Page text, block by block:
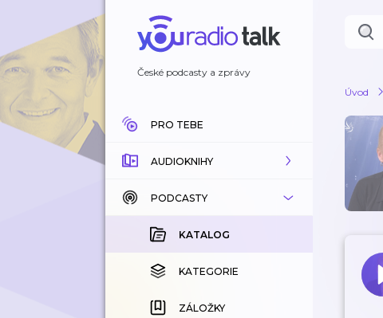
České podcasty a zprávy
PRO TEBE
AUDIOKNIHY
KATALOG
KOUPENÉ
KATEGORIE
ZÁLOŽKY
PODCASTY
KATALOG
KATEGORIE
ZÁLOŽKY
Úvod